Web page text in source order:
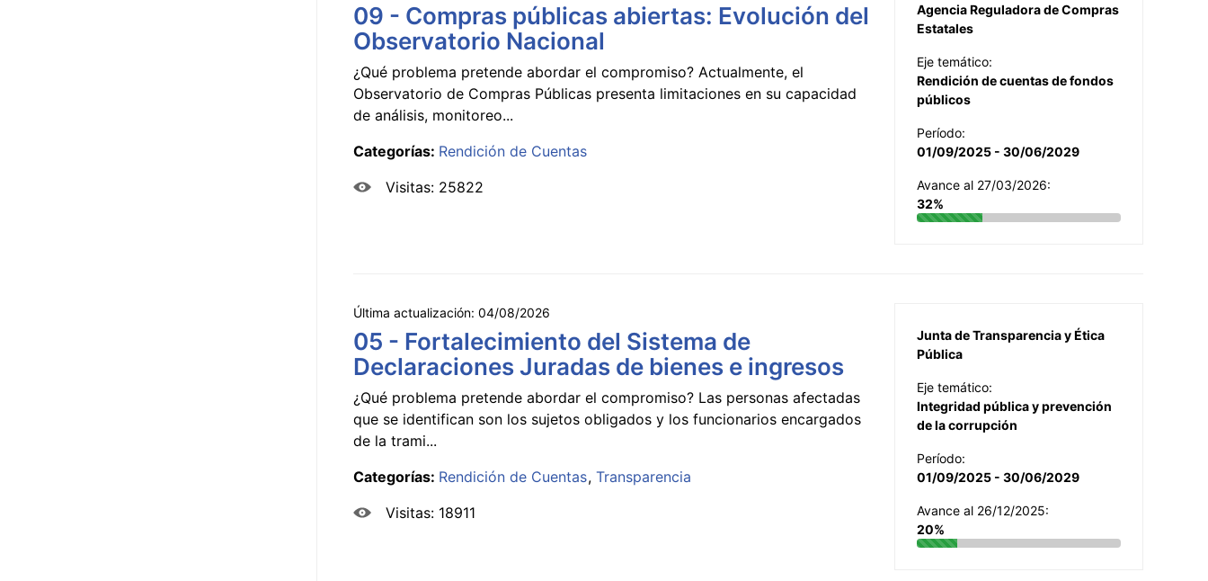
09 - Compras públicas abiertas: Evolución del
Observatorio Nacional
¿Qué problema pretende abordar el compromiso? Actualmente, el
Observatorio de Compras Públicas presenta limitaciones en su capacidad
de análisis, monitoreo...
Categorías: Rendición de Cuentas
Visitas: 25822
Agencia Reguladora de Compras
Estatales
Eje temático:
Rendición de cuentas de fondos
públicos
Período:
01/09/2025 - 30/06/2029
Avance al 27/03/2026:
32%
Última actualización: 04/08/2026
05 - Fortalecimiento del Sistema de
Declaraciones Juradas de bienes e ingresos
¿Qué problema pretende abordar el compromiso? Las personas afectadas
que se identifican son los sujetos obligados y los funcionarios encargados
de la trami...
Categorías: Rendición de Cuentas Transparencia
Visitas: 18911
Junta de Transparencia y Ética
Pública
Eje temático:
Integridad pública y prevención
de la corrupción
Período:
01/09/2025 - 30/06/2029
Avance al 26/12/2025:
20%